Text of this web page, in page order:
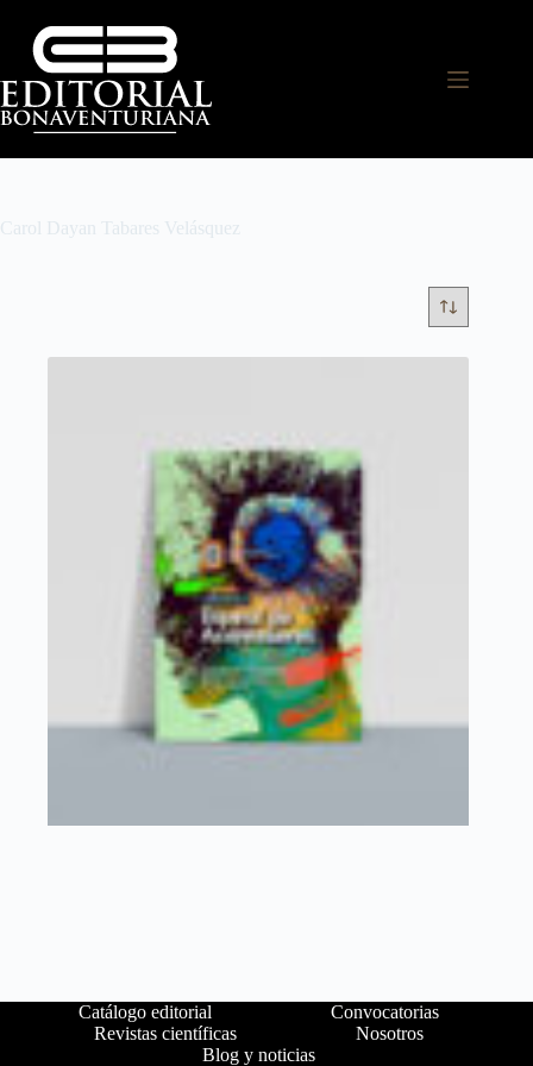
Carol Dayan Tabares Velásquez
Catálogo editorial
Convocatorias
Revistas científicas
Nosotros
Blog y noticias